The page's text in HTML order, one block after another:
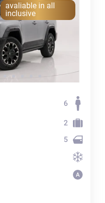
avaliable in all
inclusive
6
2
5